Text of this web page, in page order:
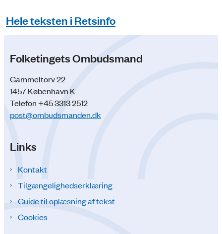
Hele teksten i Retsinfo
Folketingets Ombudsmand
Gammeltorv 22
1457 København K
Telefon +45 3313 2512
post@ombudsmanden.dk
Links
Kontakt
Tilgængelighedserklæring
Guide til oplæsning af tekst
Cookies